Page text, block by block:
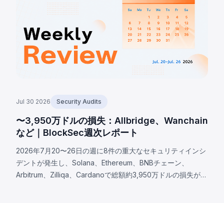
Jul 30 2026 Security Audits
〜3,950万ドルの損失：Allbridge、Wanchain
など｜BlockSec週次レポート
2026年7月20〜26日の週に8件の重大なセキュリティインシ
デントが発生し、Solana、Ethereum、BNBチェーン、
Arbitrum、Zilliqa、Cardanoで総額約3,950万ドルの損失が生